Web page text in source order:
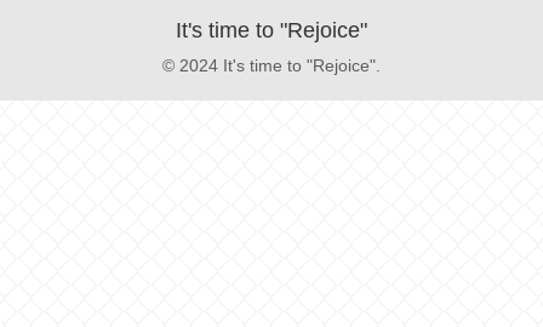
It's time to "Rejoice"
© 2024 It's time to "Rejoice".